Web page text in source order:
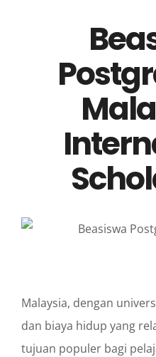
Malaysia, dengan
dan biaya hidup yang
tujuan populer bagi